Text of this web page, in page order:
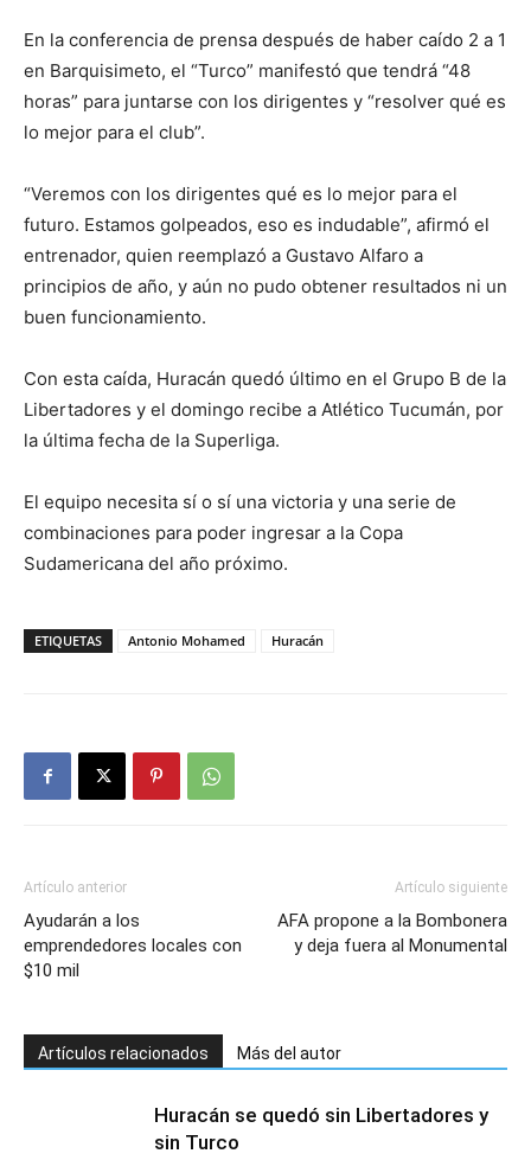
En la conferencia de prensa después de haber caído 2 a 1
en Barquisimeto, el “Turco” manifestó que tendrá “48
horas” para juntarse con los dirigentes y “resolver qué es
lo mejor para el club”.
“Veremos con los dirigentes qué es lo mejor para el
futuro. Estamos golpeados, eso es indudable”, afirmó el
entrenador, quien reemplazó a Gustavo Alfaro a
principios de año, y aún no pudo obtener resultados ni un
buen funcionamiento.
Con esta caída, Huracán quedó último en el Grupo B de la
Libertadores y el domingo recibe a Atlético Tucumán, por
la última fecha de la Superliga.
El equipo necesita sí o sí una victoria y una serie de
combinaciones para poder ingresar a la Copa
Sudamericana del año próximo.
ETIQUETAS Antonio Mohamed Huracán
Artículo anterior
Ayudarán a los
emprendedores locales con
$10 mil
Artículo siguiente
AFA propone a la Bombonera
y deja fuera al Monumental
Artículos relacionados Más del autor
Huracán se quedó sin Libertadores y
sin Turco